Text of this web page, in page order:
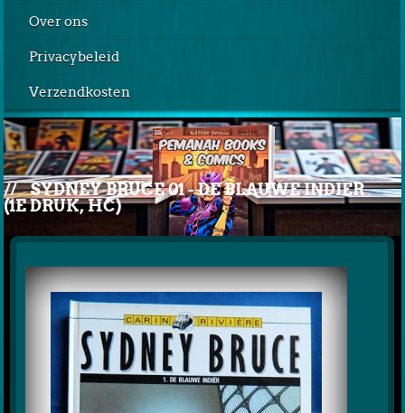
Over ons
Privacybeleid
Verzendkosten
// SYDNEY BRUCE 01 - DE BLAUWE INDIER
(1E DRUK, HC)